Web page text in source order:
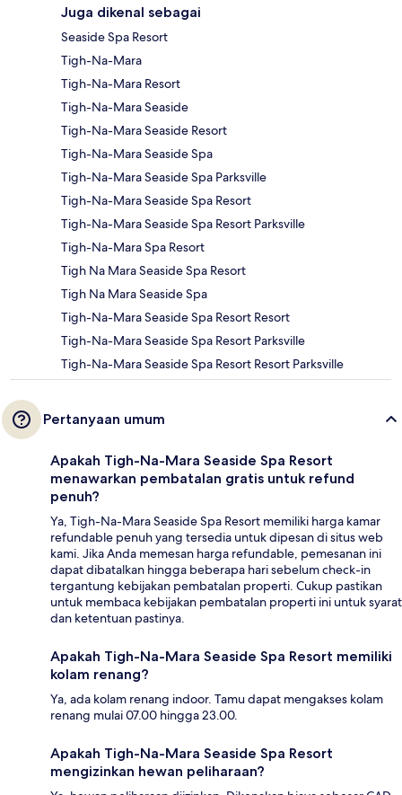
Juga dikenal sebagai
Seaside Spa Resort
Tigh-Na-Mara
Tigh-Na-Mara Resort
Tigh-Na-Mara Seaside
Tigh-Na-Mara Seaside Resort
Tigh-Na-Mara Seaside Spa
Tigh-Na-Mara Seaside Spa Parksville
Tigh-Na-Mara Seaside Spa Resort
Tigh-Na-Mara Seaside Spa Resort Parksville
Tigh-Na-Mara Spa Resort
Tigh Na Mara Seaside Spa Resort
Tigh Na Mara Seaside Spa
Tigh-Na-Mara Seaside Spa Resort Resort
Tigh-Na-Mara Seaside Spa Resort Parksville
Tigh-Na-Mara Seaside Spa Resort Resort Parksville
Pertanyaan umum
Apakah Tigh-Na-Mara Seaside Spa Resort
menawarkan pembatalan gratis untuk refund
penuh?
Ya, Tigh-Na-Mara Seaside Spa Resort memiliki harga kamar
refundable penuh yang tersedia untuk dipesan di situs web
kami. Jika Anda memesan harga refundable, pemesanan ini
dapat dibatalkan hingga beberapa hari sebelum check-in
tergantung kebijakan pembatalan properti. Cukup pastikan
untuk membaca kebijakan pembatalan properti ini untuk syarat
dan ketentuan pastinya.
Apakah Tigh-Na-Mara Seaside Spa Resort memiliki
kolam renang?
Ya, ada kolam renang indoor. Tamu dapat mengakses kolam
renang mulai 07.00 hingga 23.00.
Apakah Tigh-Na-Mara Seaside Spa Resort
mengizinkan hewan peliharaan?